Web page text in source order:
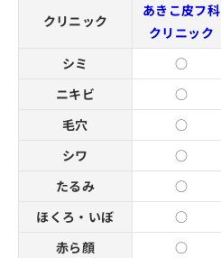
クリニック
あきこ皮フ科
クリニック
シミ
○
ニキビ
○
毛穴
○
シワ
○
たるみ
○
ほくろ・いぼ
○
赤ら顔
○